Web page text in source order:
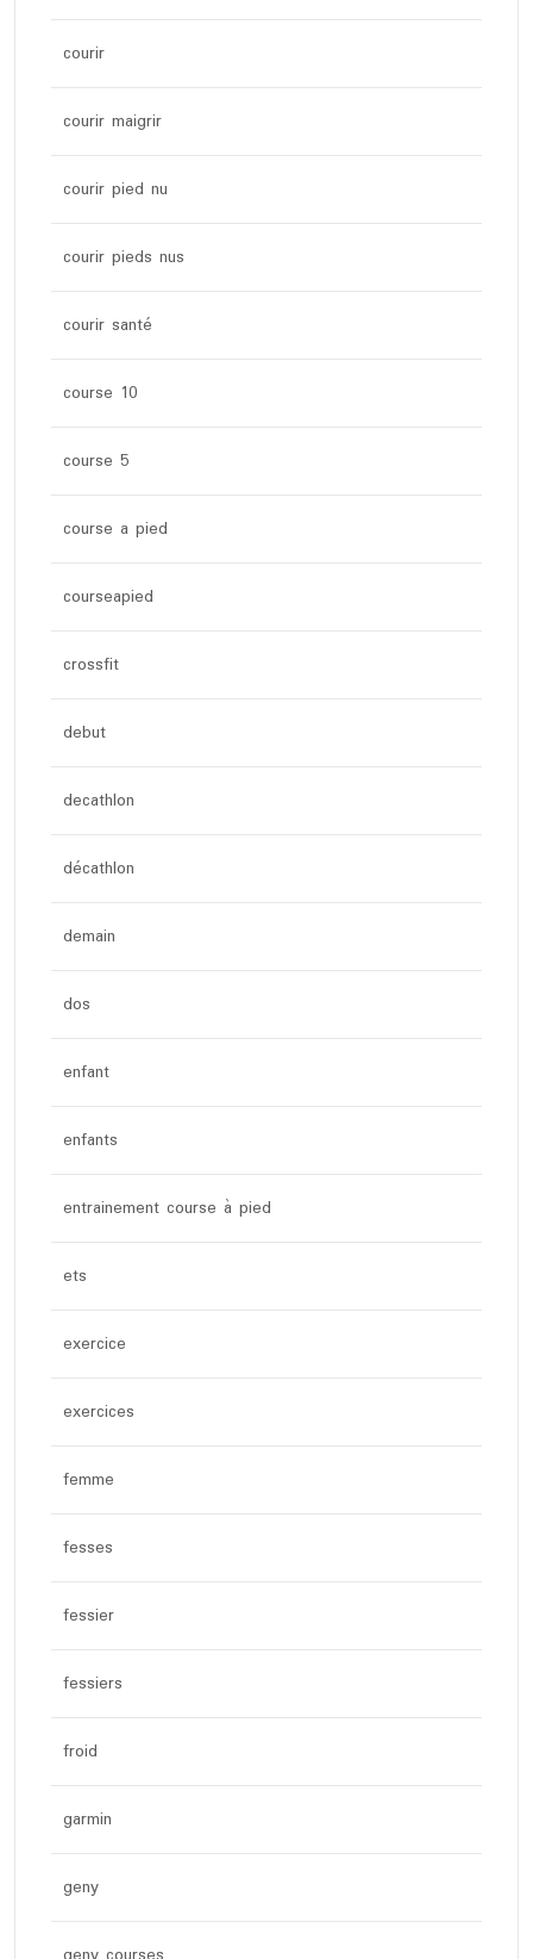
courir
courir maigrir
courir pied nu
courir pieds nus
courir santé
course 10
course 5
course a pied
courseapied
crossfit
debut
decathlon
décathlon
demain
dos
enfant
enfants
entrainement course à pied
ets
exercice
exercices
femme
fesses
fessier
fessiers
froid
garmin
geny